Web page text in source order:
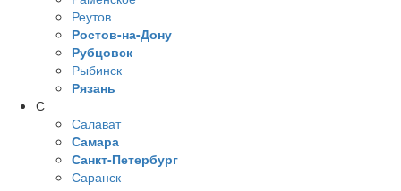
Реутов
Ростов-на-Дону
Рубцовск
Рыбинск
Рязань
С
Салават
Самара
Санкт-Петербург
Саранск